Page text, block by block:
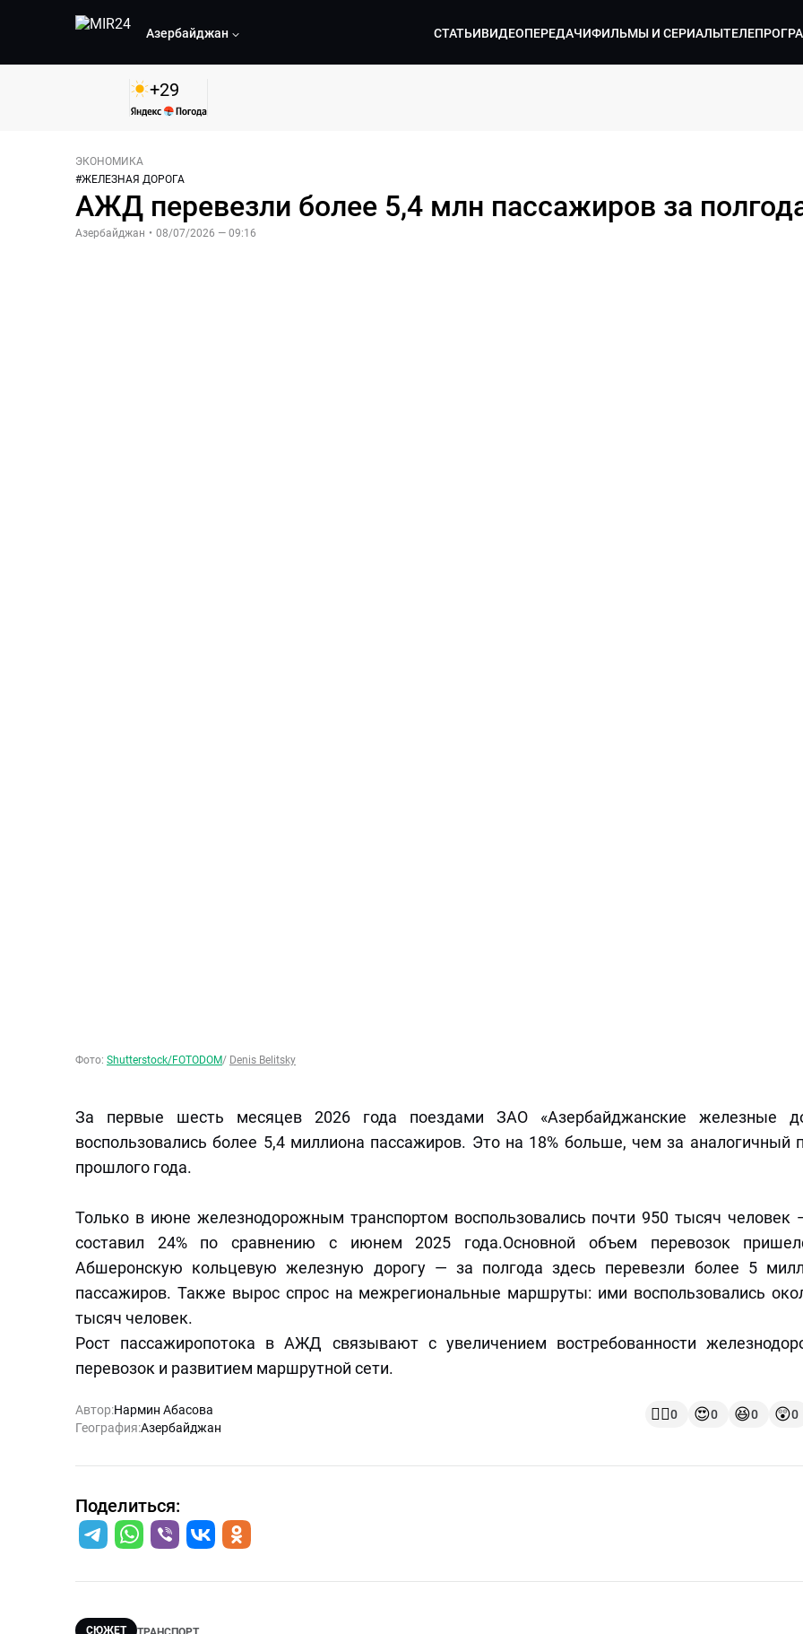
Азербайджан СТАТЬИВИДЕОПЕРЕДАЧИФИЛЬМЫ И СЕРИАЛЫ
+29
ЭКОНОМИКА
#ЖЕЛЕЗНАЯ ДОРОГА
АЖД перевезли более 5,4 млн пассажиров за
Азербайджан • 08/07/2026 — 09:16
Фото: Shutterstock/FOTODOM/ Denis Belitsky
За первые шесть месяцев 2026 года поездами ЗАО «Азербайджанские железные
воспользовались более 5,4 миллиона пассажиров. Это на 18% больше, чем за аналогичный
прошлого года.
Только в июне железнодорожным транспортом воспользовались почти 950 тысяч человек
составил 24% по сравнению с июнем 2025 года.Основной объем перевозок
Абшеронскую кольцевую железную дорогу — за полгода здесь перевезли более 5
пассажиров. Также вырос спрос на межрегиональные маршруты: ими воспользовались
тысяч человек.
Рост пассажиропотока в АЖД связывают с увеличением востребованности
перевозок и развитием маршрутной сети.
Автор:Нармин Абасова
География:Азербайджан
👍🏻0 😍0 😆0 😲0
Поделиться:
СЮЖЕТ